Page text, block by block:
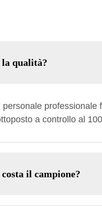
qualità?
personale
a controllo al
il campione?